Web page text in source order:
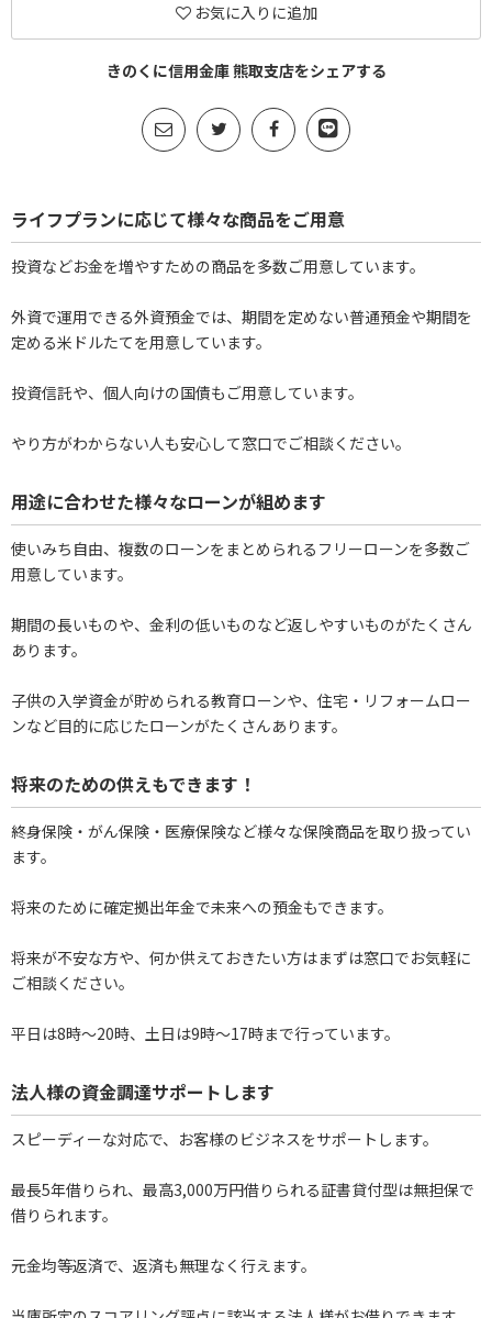
お気に入りに追加
きのくに信用金庫 熊取支店をシェアする
ライフプランに応じて様々な商品をご用意
投資などお金を増やすための商品を多数ご用意しています。
外資で運用できる外資預金では、期間を定めない普通預金や期間を
定める米ドルたてを用意しています。
投資信託や、個人向けの国債もご用意しています。
やり方がわからない人も安心して窓口でご相談ください。
用途に合わせた様々なローンが組めます
使いみち自由、複数のローンをまとめられるフリーローンを多数ご
用意しています。
期間の長いものや、金利の低いものなど返しやすいものがたくさん
あります。
子供の入学資金が貯められる教育ローンや、住宅・リフォームロー
ンなど目的に応じたローンがたくさんあります。
将来のための供えもできます！
終身保険・がん保険・医療保険など様々な保険商品を取り扱ってい
ます。
将来のために確定拠出年金で未来への預金もできます。
将来が不安な方や、何か供えておきたい方はまずは窓口でお気軽に
ご相談ください。
平日は8時～20時、土日は9時～17時まで行っています。
法人様の資金調達サポートします
スピーディーな対応で、お客様のビジネスをサポートします。
最長5年借りられ、最高3,000万円借りられる証書貸付型は無担保で
借りられます。
元金均等返済で、返済も無理なく行えます。